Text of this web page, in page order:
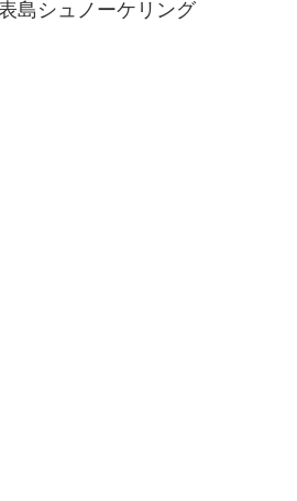
島シュノーケリング